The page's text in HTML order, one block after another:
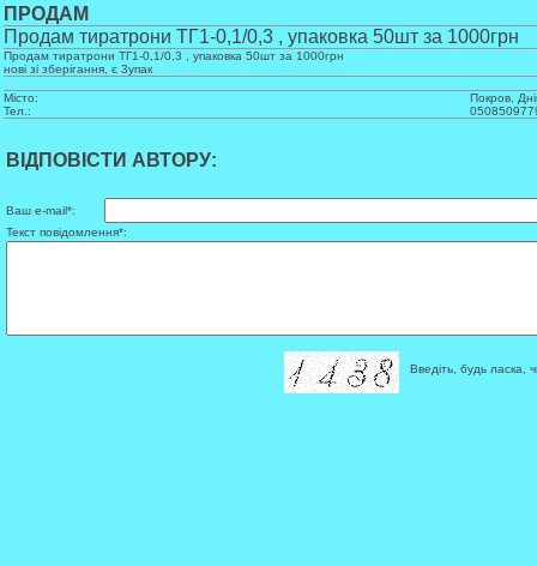
ПРОДАМ
Продам тиратрони ТГ1-0,1/0,3 , упаковка 50шт за 1000грн
Продам тиратрони ТГ1-0,1/0,3 , упаковка 50шт за 1000грн
нові зі зберігання, є 3упак
Місто:
Покров,
Тел.:
ВІДПОВІСТИ АВТОРУ:
Ваш e-mail*:
Текст повідомлення*:
Введіть, будь ласка,